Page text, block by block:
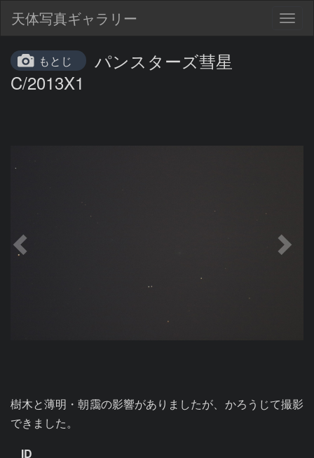
天体写真ギャラリー
もとじ
パンスターズ彗星
C/2013X1
樹木と薄明・朝靄の影響がありましたが、かろうじて撮影
できました。
ID